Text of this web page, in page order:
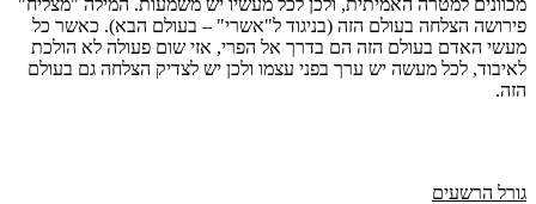
פירושה הצלחה בעולם הזה (בניגוד ל"אשרי" – בעולם הבא). כאשר כל
מעשי האדם בעולם הזה הם בדרך אל הפרי, אזי שום פעולה לא הולכת
לאיבוד, לכל מעשה יש ערך בפני עצמו ולכן יש לצדיק הצלחה גם בעולם
הזה.
גורל הרשעים